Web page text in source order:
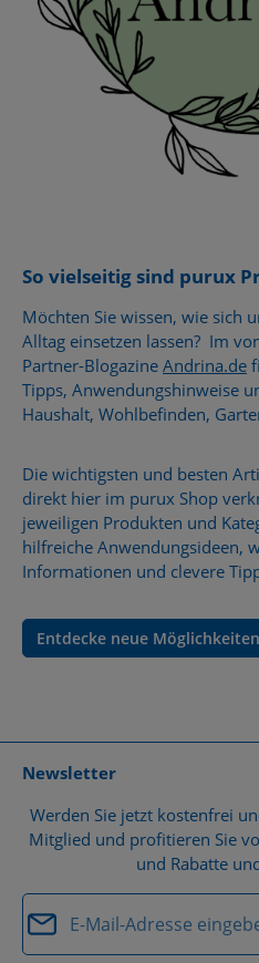
So vielseitig sind purux
Möchten Sie wissen, wie sich
Alltag einsetzen lassen? Im
Partner-Blogazine Andrina.de
Tipps, Anwendungshinweise
Haushalt, Wohlbefinden,
Die wichtigsten und besten
direkt hier im purux Shop
jeweiligen Produkten und
hilfreiche Anwendungsideen,
Informationen und clevere
Entdecke neue Möglichkeiten
Newsletter
Werden Sie jetzt kostenfrei
Mitglied und profitieren Sie
und Rabatte